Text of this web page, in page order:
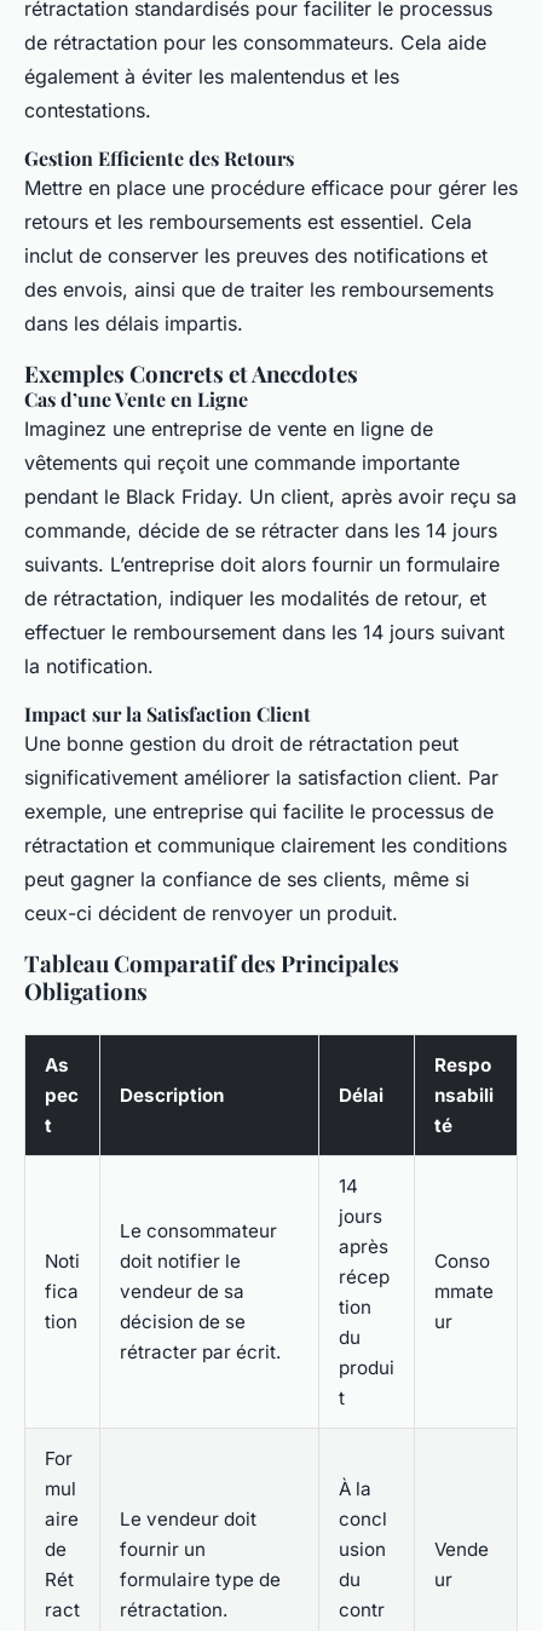
rétractation standardisés pour faciliter le processus
de rétractation pour les consommateurs. Cela aide
également à éviter les malentendus et les
contestations.
Gestion Efficiente des Retours
Mettre en place une procédure efficace pour gérer les
retours et les remboursements est essentiel. Cela
inclut de conserver les preuves des notifications et
des envois, ainsi que de traiter les remboursements
dans les délais impartis.
Exemples Concrets et Anecdotes
Cas d’une Vente en Ligne
Imaginez une entreprise de vente en ligne de
vêtements qui reçoit une commande importante
pendant le Black Friday. Un client, après avoir reçu sa
commande, décide de se rétracter dans les 14 jours
suivants. L’entreprise doit alors fournir un formulaire
de rétractation, indiquer les modalités de retour, et
effectuer le remboursement dans les 14 jours suivant
la notification.
Impact sur la Satisfaction Client
Une bonne gestion du droit de rétractation peut
significativement améliorer la satisfaction client. Par
exemple, une entreprise qui facilite le processus de
rétractation et communique clairement les conditions
peut gagner la confiance de ses clients, même si
ceux-ci décident de renvoyer un produit.
Tableau Comparatif des Principales
Obligations
As
pec
t
Description Délai
Respo
nsabili
té
Noti
fica
tion
Le consommateur
doit notifier le
vendeur de sa
décision de se
rétracter par écrit.
14
jours
après
récep
tion
du
produi
t
Conso
mmate
ur
For
mul
aire
de
Rét
ract
Le vendeur doit
fournir un
formulaire type de
rétractation.
À la
concl
usion
du
contr
Vende
ur